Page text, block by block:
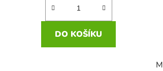
DO KOŠÍKU